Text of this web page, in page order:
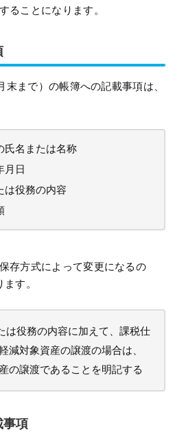
ることになります。
まで）の帳簿への記載事項は、
氏名または名称
月日
は役務の内容
存方式によって変更になるの
す。
は役務の内容に加えて、課税仕
減対象資産の譲渡の場合は、
の譲渡であることを明記する
事項